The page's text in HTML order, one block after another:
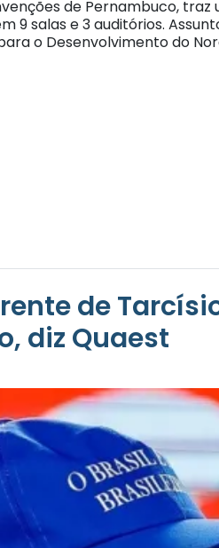
de Pernambuco, traz
9 salas e 3 auditórios.
o Desenvolvimento do
de
diz Quaest